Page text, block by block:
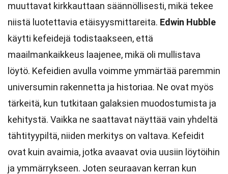
muuttavat kirkkauttaan säännöllisesti, mikä tekee
niistä luotettavia etäisyysmittareita. Edwin Hubble
käytti kefeidejä todistaakseen, että
maailmankaikkeus laajenee, mikä oli mullistava
löytö. Kefeidien avulla voimme ymmärtää paremmin
universumin rakennetta ja historiaa. Ne ovat myös
tärkeitä, kun tutkitaan galaksien muodostumista ja
kehitystä. Vaikka ne saattavat näyttää vain yhdeltä
tähtityypiltä, niiden merkitys on valtava. Kefeidit
ovat kuin avaimia, jotka avaavat ovia uusiin löytöihin
ja ymmärrykseen. Joten seuraavan kerran kun